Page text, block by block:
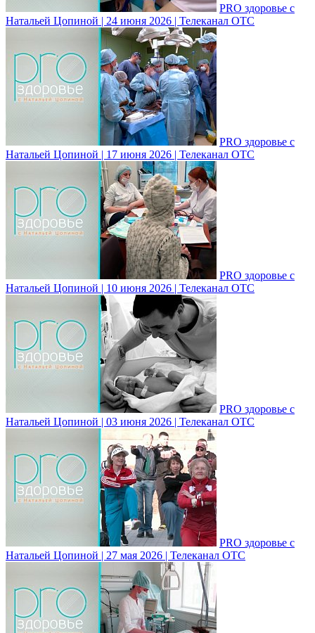
PRO здоровье с
Натальей Цопиной | 24 июня 2026 | Телеканал ОТС
PRO здоровье с
Натальей Цопиной | 17 июня 2026 | Телеканал ОТС
PRO здоровье с
Натальей Цопиной | 10 июня 2026 | Телеканал ОТС
PRO здоровье с
Натальей Цопиной | 03 июня 2026 | Телеканал ОТС
PRO здоровье с
Натальей Цопиной | 27 мая 2026 | Телеканал ОТС